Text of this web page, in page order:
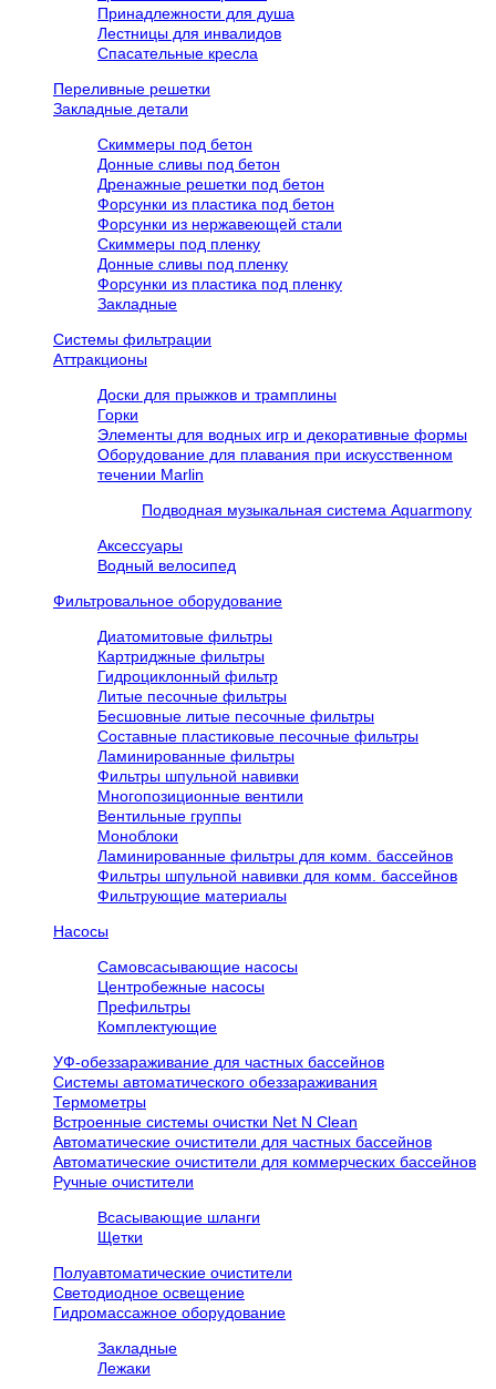
Принадлежности для душа
Лестницы для инвалидов
Спасательные кресла
Переливные решетки
Закладные детали
Скиммеры под бетон
Донные сливы под бетон
Дренажные решетки под бетон
Форсунки из пластика под бетон
Форсунки из нержавеющей стали
Скиммеры под пленку
Донные сливы под пленку
Форсунки из пластика под пленку
Закладные
Системы фильтрации
Аттракционы
Доски для прыжков и трамплины
Горки
Элементы для водных игр и декоративные формы
Оборудование для плавания при искусственном
течении Marlin
Подводная музыкальная система Aquarmony
Аксессуары
Водный велосипед
Фильтровальное оборудование
Диатомитовые фильтры
Картриджные фильтры
Гидроциклонный фильтр
Литые песочные фильтры
Бесшовные литые песочные фильтры
Составные пластиковые песочные фильтры
Ламинированные фильтры
Фильтры шпульной навивки
Многопозиционные вентили
Вентильные группы
Моноблоки
Ламинированные фильтры для комм. бассейнов
Фильтры шпульной навивки для комм. бассейнов
Фильтрующие материалы
Насосы
Самовсасывающие насосы
Центробежные насосы
Префильтры
Комплектующие
УФ-обеззараживание для частных бассейнов
Системы автоматического обеззараживания
Термометры
Встроенные системы очистки Net N Clean
Автоматические очистители для частных бассейнов
Автоматические очистители для коммерческих бассейнов
Ручные очистители
Всасывающие шланги
Щетки
Полуавтоматические очистители
Светодиодное освещение
Гидромассажное оборудование
Закладные
Лежаки